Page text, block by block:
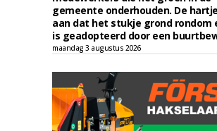
gemeente onderhouden. De
aan dat het stukje grond rondom
is geadopteerd door een
maandag 3 augustus 2026